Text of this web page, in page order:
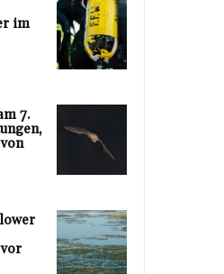
im
7.